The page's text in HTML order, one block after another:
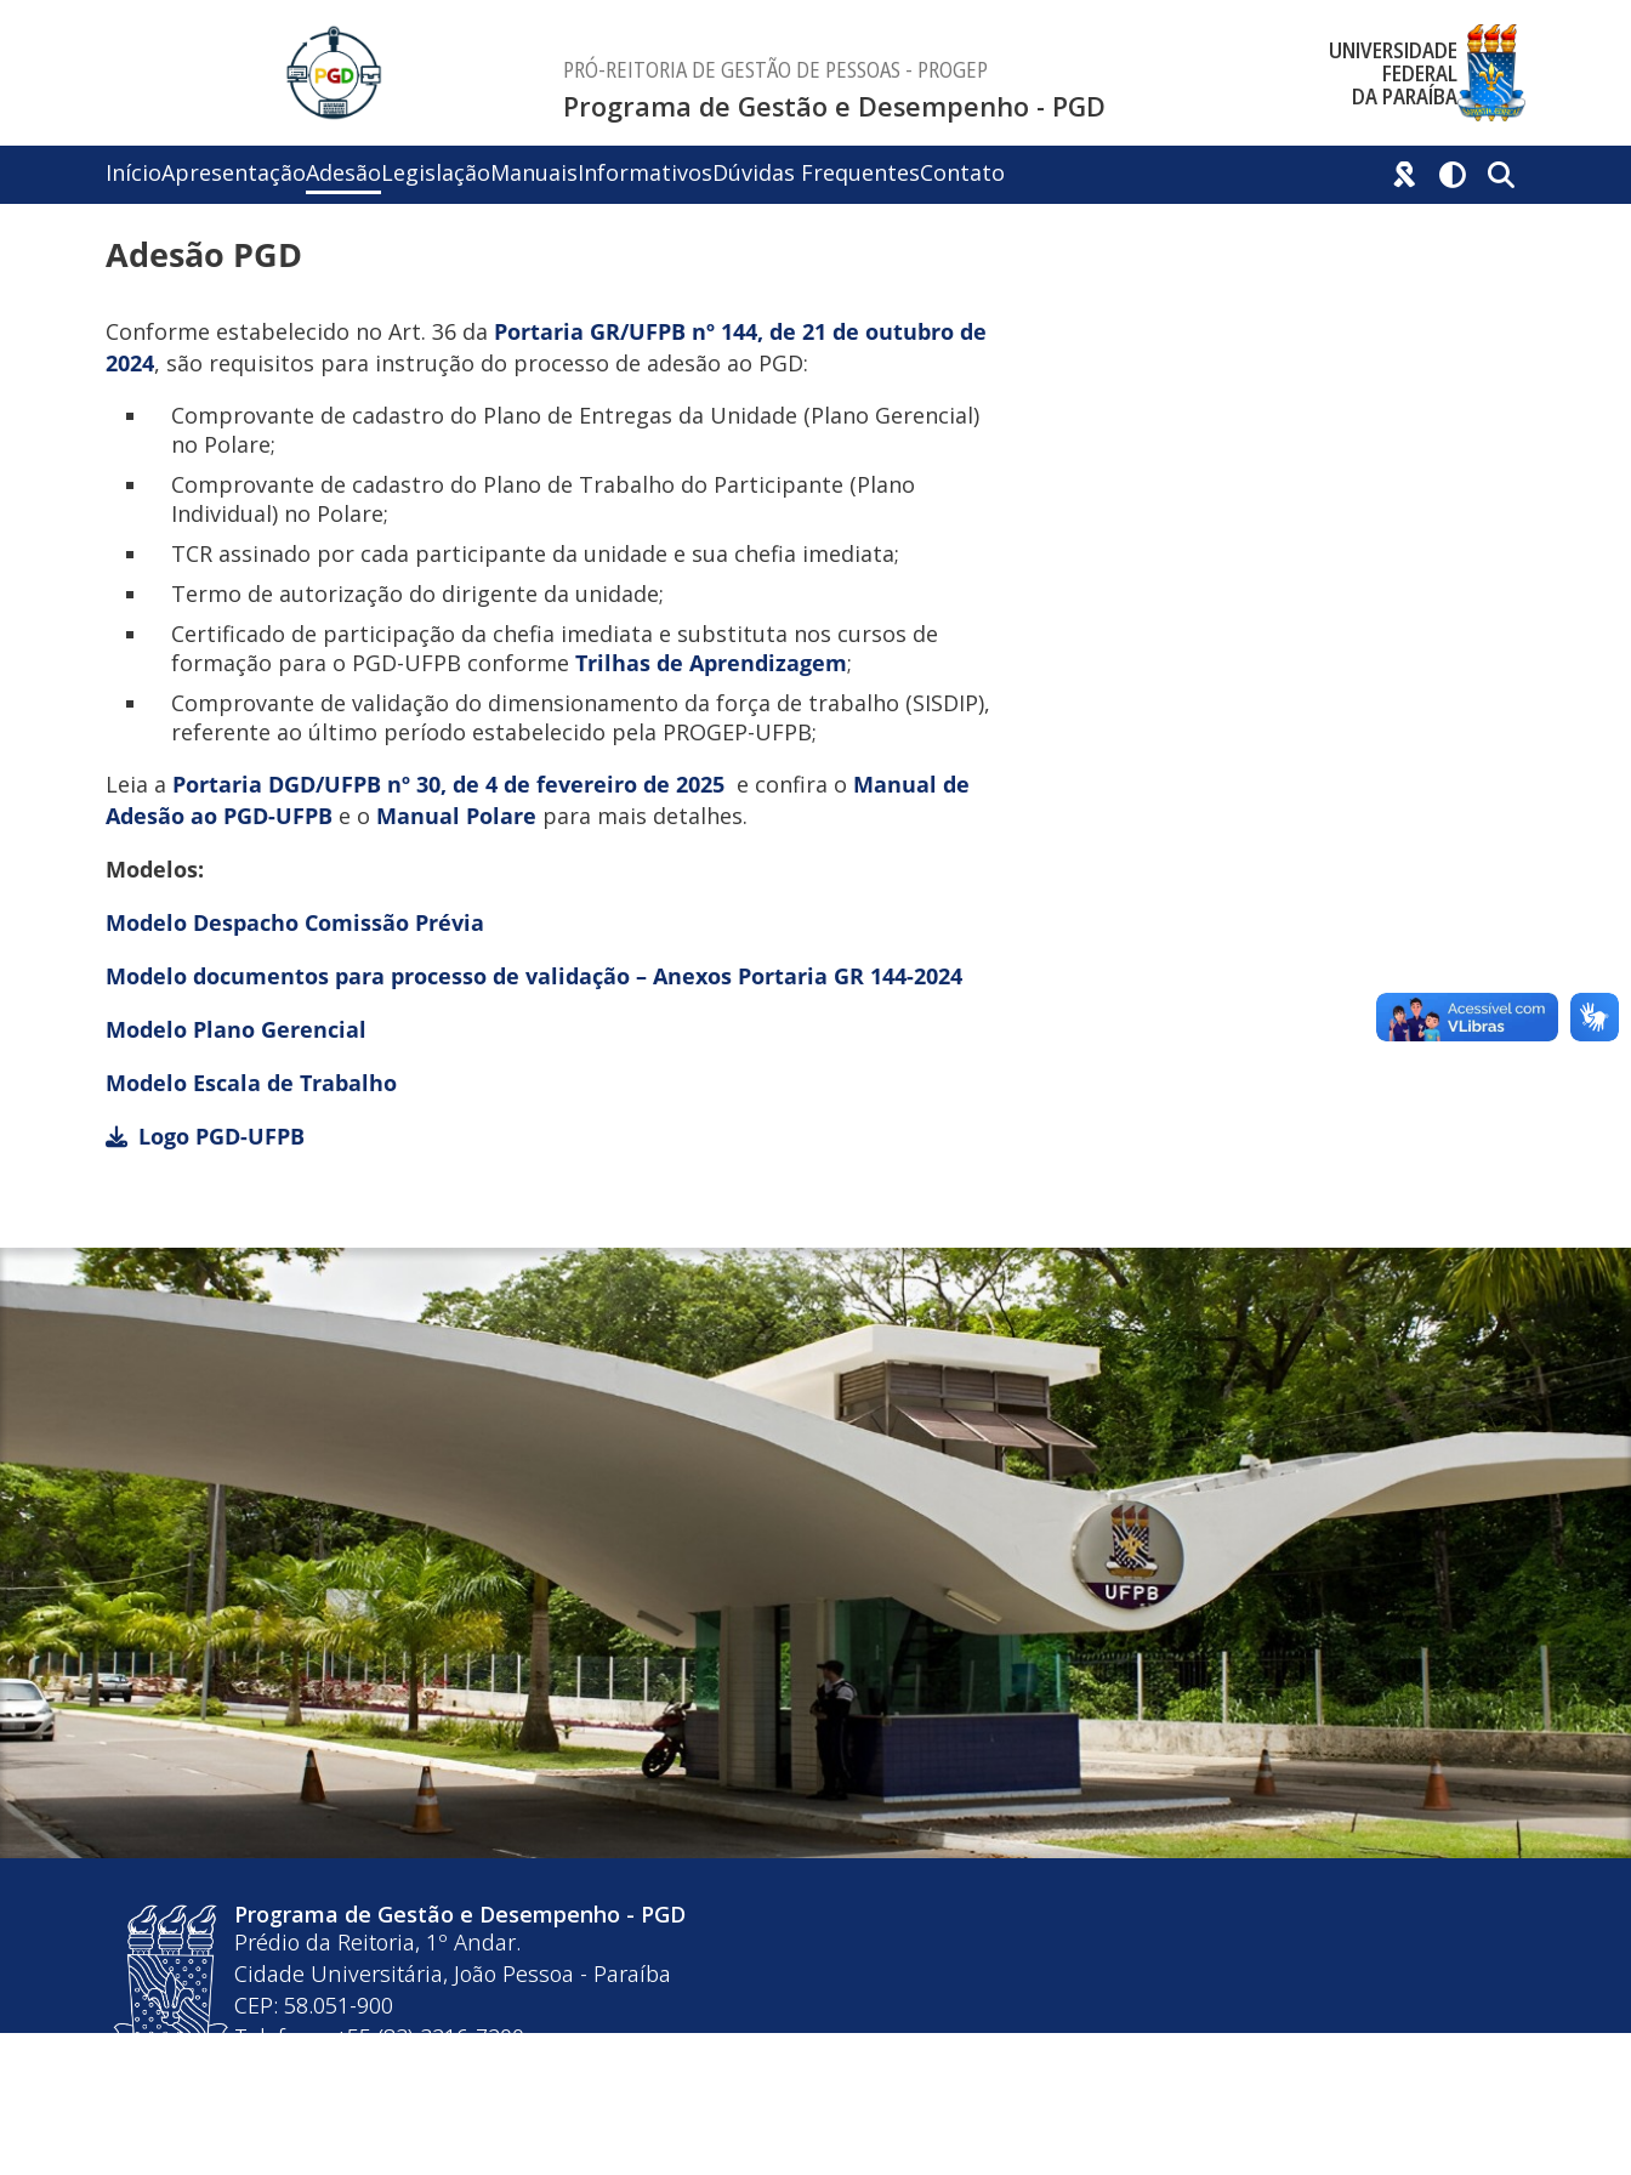
PRÓ-REITORIA DE GESTÃO DE PESSOAS - PROGEP
Programa de Gestão e Desempenho - PGD
UNIVERSIDADE
FEDERAL
DA PARAÍBA
InícioApresentaçãoAdesãoLegislaçãoManuaisInformativosDúvidas FrequentesContato
Adesão PGD
Conforme estabelecido no Art. 36 da Portaria GR/UFPB nº 144, de 21 de outubro de
2024, são requisitos para instrução do processo de adesão ao PGD:
Comprovante de cadastro do Plano de Entregas da Unidade (Plano Gerencial)
no Polare;
Comprovante de cadastro do Plano de Trabalho do Participante (Plano
Individual) no Polare;
TCR assinado por cada participante da unidade e sua chefia imediata;
Termo de autorização do dirigente da unidade;
Certificado de participação da chefia imediata e substituta nos cursos de
formação para o PGD-UFPB conforme Trilhas de Aprendizagem;
Comprovante de validação do dimensionamento da força de trabalho (SISDIP),
referente ao último período estabelecido pela PROGEP-UFPB;
Leia a Portaria DGD/UFPB nº 30, de 4 de fevereiro de 2025 e confira o Manual de
Adesão ao PGD-UFPB e o Manual Polare para mais detalhes.
Modelos:
Modelo Despacho Comissão Prévia
Modelo documentos para processo de validação – Anexos Portaria GR 144-2024
Modelo Plano Gerencial
Modelo Escala de Trabalho
Logo PGD-UFPB
Programa de Gestão e Desempenho - PGD
Prédio da Reitoria, 1º Andar.
Cidade Universitária, João Pessoa - Paraíba
CEP: 58.051-900
Telefone: +55 (83) 3216-7200